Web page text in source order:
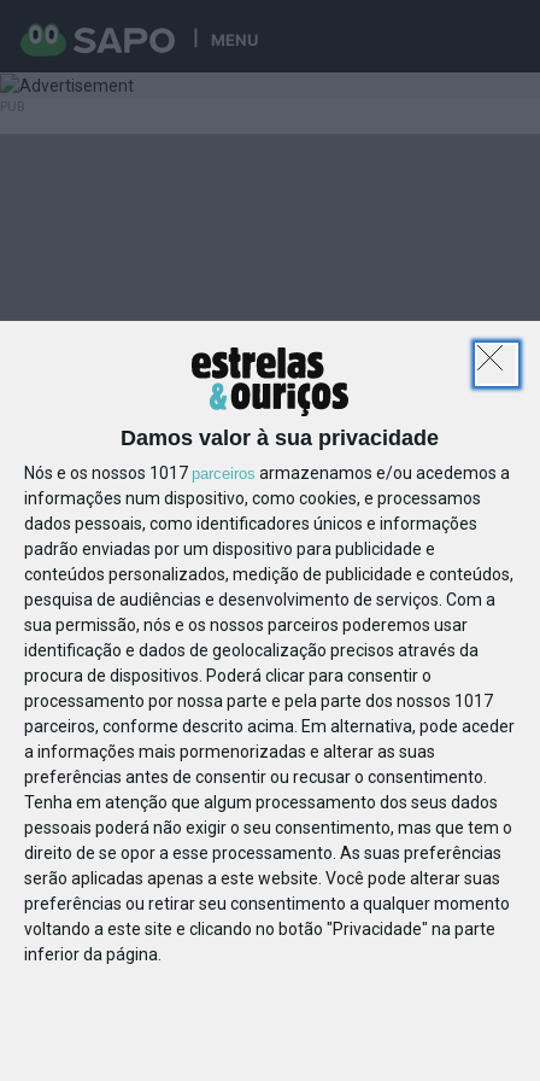
Damos valor à sua privacidade
Nós e os nossos 1017 parceiros armazenamos e/ou acedemos a
informações num dispositivo, como cookies, e processamos
dados pessoais, como identificadores únicos e informações
padrão enviadas por um dispositivo para publicidade e
conteúdos personalizados, medição de publicidade e conteúdos,
pesquisa de audiências e desenvolvimento de serviços. Com a
sua permissão, nós e os nossos parceiros poderemos usar
identificação e dados de geolocalização precisos através da
procura de dispositivos. Poderá clicar para consentir o
processamento por nossa parte e pela parte dos nossos 1017
parceiros, conforme descrito acima. Em alternativa, pode aceder
a informações mais pormenorizadas e alterar as suas
preferências antes de consentir ou recusar o consentimento.
Tenha em atenção que algum processamento dos seus dados
pessoais poderá não exigir o seu consentimento, mas que tem o
direito de se opor a esse processamento. As suas preferências
serão aplicadas apenas a este website. Você pode alterar suas
preferências ou retirar seu consentimento a qualquer momento
voltando a este site e clicando no botão "Privacidade" na parte
inferior da página.
MENU
508011522527790